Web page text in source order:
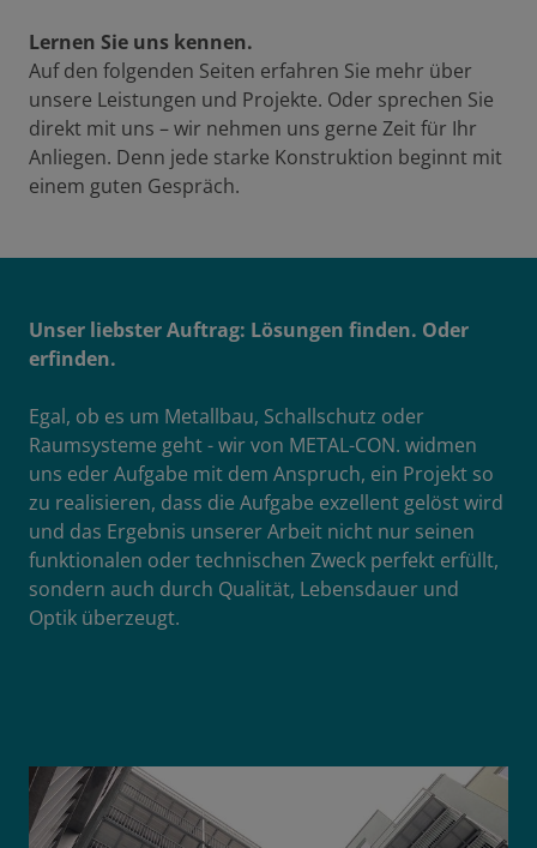
Lernen Sie uns kennen.
Auf den folgenden Seiten erfahren Sie mehr über
unsere Leistungen und Projekte. Oder sprechen Sie
direkt mit uns – wir nehmen uns gerne Zeit für Ihr
Anliegen. Denn jede starke Konstruktion beginnt mit
einem guten Gespräch.
Unser liebster Auftrag: Lösungen finden. Oder
erfinden.
Egal, ob es um Metallbau, Schallschutz oder
Raumsysteme geht - wir von METAL-CON. widmen
uns eder Aufgabe mit dem Anspruch, ein Projekt so
zu realisieren, dass die Aufgabe exzellent gelöst wird
und das Ergebnis unserer Arbeit nicht nur seinen
funktionalen oder technischen Zweck perfekt erfüllt,
sondern auch durch Qualität, Lebensdauer und
Optik überzeugt.